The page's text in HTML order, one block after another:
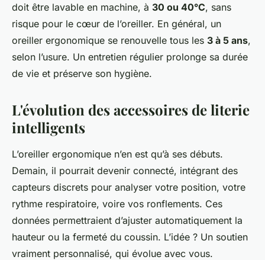
doit être lavable en machine, à 30 ou 40°C, sans
risque pour le cœur de l’oreiller. En général, un
oreiller ergonomique se renouvelle tous les 3 à 5 ans,
selon l’usure. Un entretien régulier prolonge sa durée
de vie et préserve son hygiène.
L'évolution des accessoires de literie
intelligents
L’oreiller ergonomique n’en est qu’à ses débuts.
Demain, il pourrait devenir connecté, intégrant des
capteurs discrets pour analyser votre position, votre
rythme respiratoire, voire vos ronflements. Ces
données permettraient d’ajuster automatiquement la
hauteur ou la fermeté du coussin. L’idée ? Un soutien
vraiment personnalisé, qui évolue avec vous.